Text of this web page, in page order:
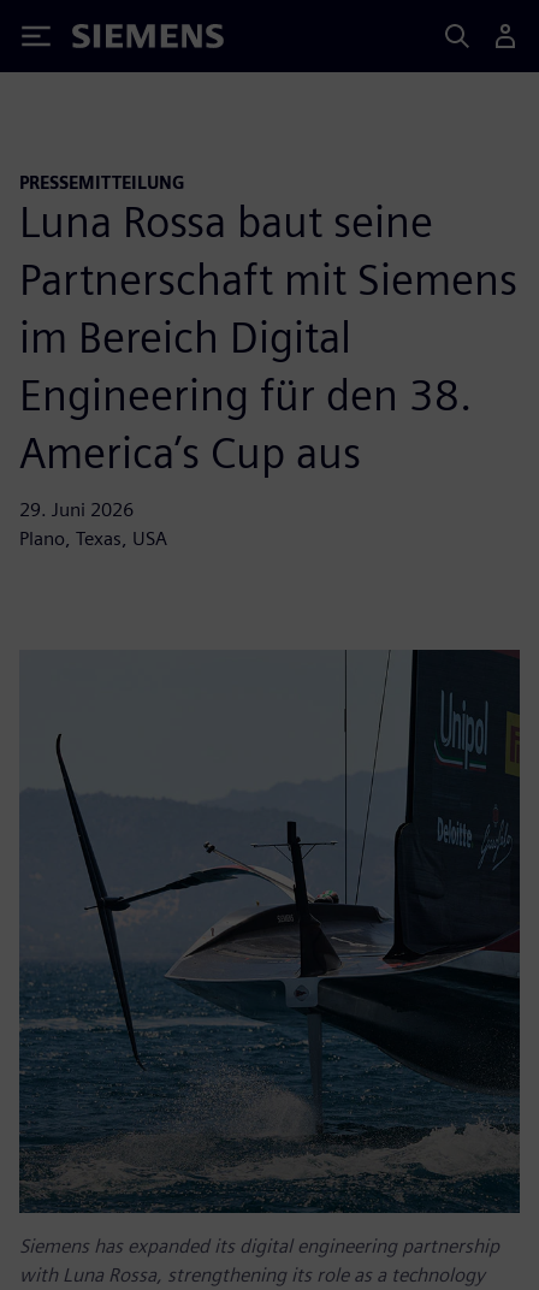
Siemens
PRESSEMITTEILUNG
Luna Rossa baut seine
Partnerschaft mit Siemens
im Bereich Digital
Engineering für den 38.
America’s Cup aus
29. Juni 2026
Plano, Texas, USA
Siemens has expanded its digital engineering partnership
with Luna Rossa, strengthening its role as a technology